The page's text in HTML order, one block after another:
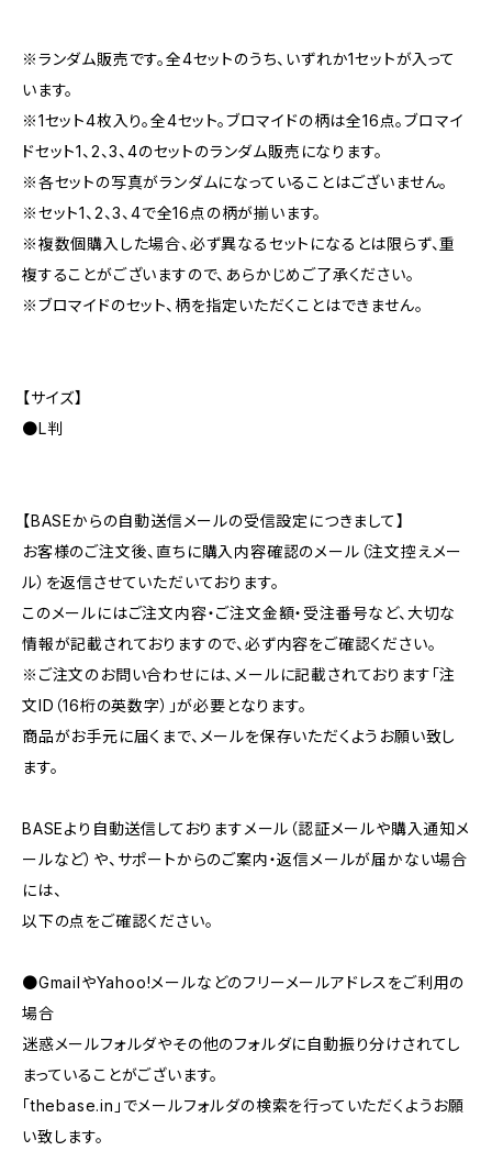
※ランダム販売です。全4セットのうち、いずれか1セットが入って
います。
※1セット4枚入り。全4セット。ブロマイドの柄は全16点。ブロマイ
ドセット1、2、3、4のセットのランダム販売になります。
※各セットの写真がランダムになっていることはございません。
※セット1、2、3、4で全16点の柄が揃います。
※複数個購入した場合、必ず異なるセットになるとは限らず、重
複することがございますので、あらかじめご了承ください。
※ブロマイドのセット、柄を指定いただくことはできません。
【サイズ】
●L判
【BASEからの自動送信メールの受信設定につきまして】
お客様のご注文後、直ちに購入内容確認のメール（注文控えメー
ル）を返信させていただいております。
このメールにはご注文内容・ご注文金額・受注番号など、大切な
情報が記載されておりますので、必ず内容をご確認ください。
※ご注文のお問い合わせには、メールに記載されております「注
文ID（16桁の英数字）」が必要となります。
商品がお手元に届くまで、メールを保存いただくようお願い致し
ます。
BASEより自動送信しておりますメール（認証メールや購入通知メ
ールなど）や、サポートからのご案内・返信メールが届かない場合
には、
以下の点をご確認ください。
●GmailやYahoo!メールなどのフリーメールアドレスをご利用の
場合
迷惑メールフォルダやその他のフォルダに自動振り分けされてし
まっていることがございます。
「thebase.in」でメールフォルダの検索を行っていただくようお願
い致します。